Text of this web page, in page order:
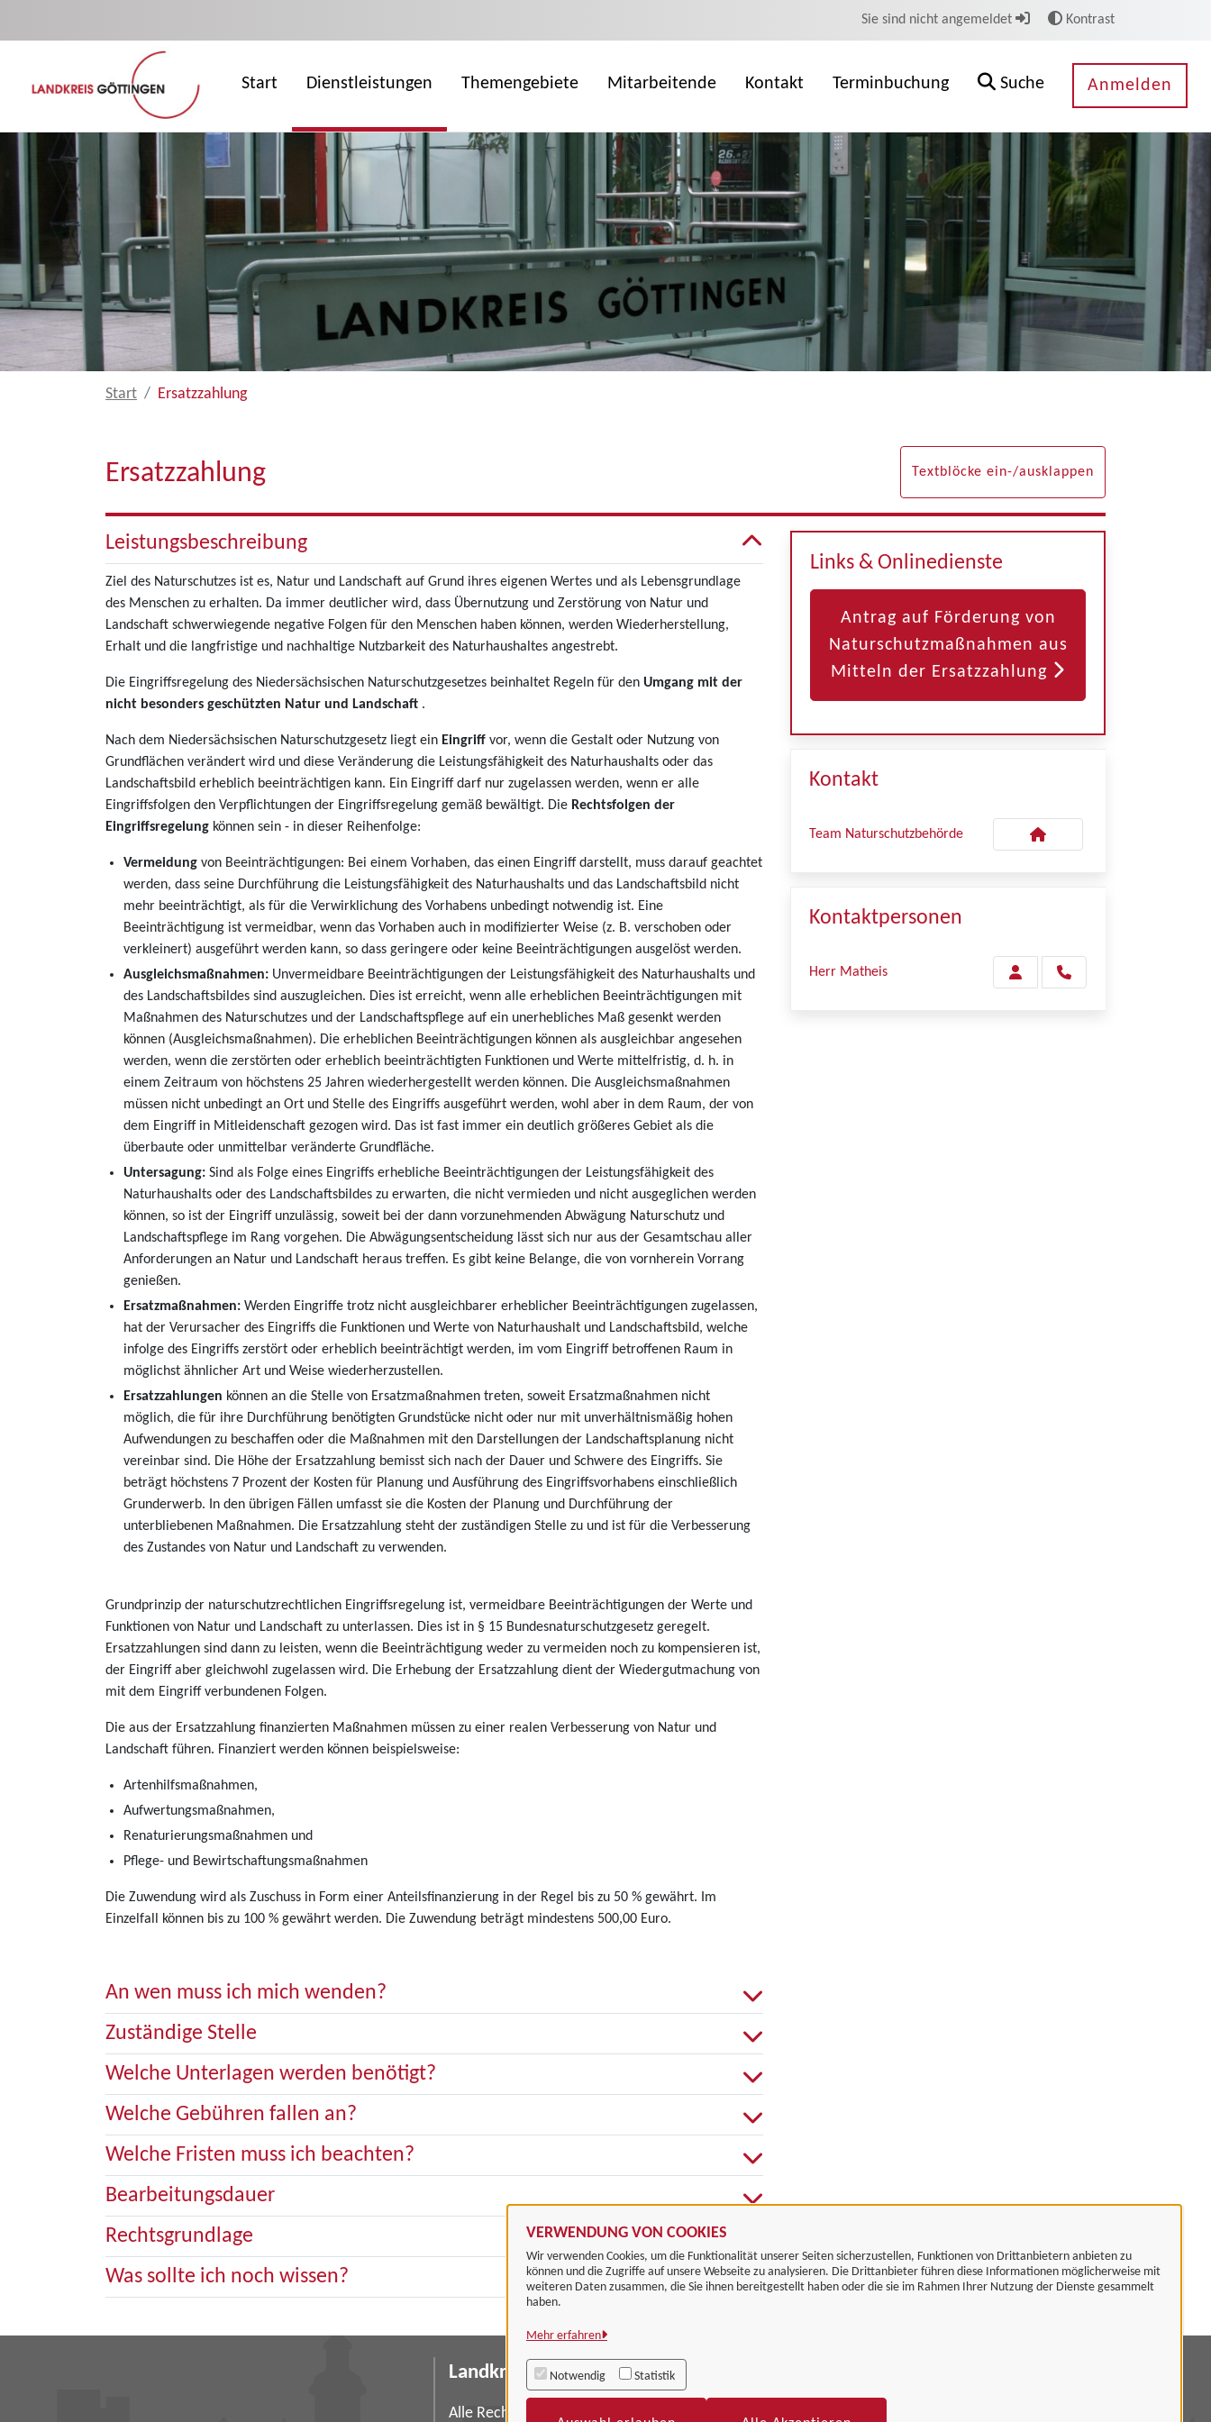
VERWENDUNG VON COOKIES
Wir verwenden Cookies, um die Funktionalität unserer Seiten sicherzustellen, Funktionen von Drittanbietern anbieten zu
können und die Zugriffe auf unsere Webseite zu analysieren. Die Drittanbieter führen diese Informationen möglicherweise mit
weiteren Daten zusammen, die Sie ihnen bereitgestellt haben oder die sie im Rahmen Ihrer Nutzung der Dienste gesammelt
haben.
Mehr erfahren
Notwendig Statistik
Sie sind nicht angemeldet Kontrast
Start Dienstleistungen Themengebiete Mitarbeitende Kontakt Terminbuchung Suche Anmelden
Start Ersatzzahlung
Ersatzzahlung Textblöcke ein-/ausklappen
Leistungsbeschreibung
Ziel des Naturschutzes ist es, Natur und Landschaft auf Grund ihres eigenen Wertes und als Lebensgrundlage
des Menschen zu erhalten. Da immer deutlicher wird, dass Übernutzung und Zerstörung von Natur und
Landschaft schwerwiegende negative Folgen für den Menschen haben können, werden Wiederherstellung,
Erhalt und die langfristige und nachhaltige Nutzbarkeit des Naturhaushaltes angestrebt.
Die Eingriffsregelung des Niedersächsischen Naturschutzgesetzes beinhaltet Regeln für den Umgang mit der
nicht besonders geschützten Natur und Landschaft .
Nach dem Niedersächsischen Naturschutzgesetz liegt ein Eingriff vor, wenn die Gestalt oder Nutzung von
Grundflächen verändert wird und diese Veränderung die Leistungsfähigkeit des Naturhaushalts oder das
Landschaftsbild erheblich beeinträchtigen kann. Ein Eingriff darf nur zugelassen werden, wenn er alle
Eingriffsfolgen den Verpflichtungen der Eingriffsregelung gemäß bewältigt. Die Rechtsfolgen der
Eingriffsregelung können sein - in dieser Reihenfolge:
Vermeidung von Beeinträchtigungen: Bei einem Vorhaben, das einen Eingriff darstellt, muss darauf geachtet
werden, dass seine Durchführung die Leistungsfähigkeit des Naturhaushalts und das Landschaftsbild nicht
mehr beeinträchtigt, als für die Verwirklichung des Vorhabens unbedingt notwendig ist. Eine
Beeinträchtigung ist vermeidbar, wenn das Vorhaben auch in modifizierter Weise (z. B. verschoben oder
verkleinert) ausgeführt werden kann, so dass geringere oder keine Beeinträchtigungen ausgelöst werden.
Ausgleichsmaßnahmen: Unvermeidbare Beeinträchtigungen der Leistungsfähigkeit des Naturhaushalts und
des Landschaftsbildes sind auszugleichen. Dies ist erreicht, wenn alle erheblichen Beeinträchtigungen mit
Maßnahmen des Naturschutzes und der Landschaftspflege auf ein unerhebliches Maß gesenkt werden
können (Ausgleichsmaßnahmen). Die erheblichen Beeinträchtigungen können als ausgleichbar angesehen
werden, wenn die zerstörten oder erheblich beeinträchtigten Funktionen und Werte mittelfristig, d. h. in
einem Zeitraum von höchstens 25 Jahren wiederhergestellt werden können. Die Ausgleichsmaßnahmen
müssen nicht unbedingt an Ort und Stelle des Eingriffs ausgeführt werden, wohl aber in dem Raum, der von
dem Eingriff in Mitleidenschaft gezogen wird. Das ist fast immer ein deutlich größeres Gebiet als die
überbaute oder unmittelbar veränderte Grundfläche.
Untersagung: Sind als Folge eines Eingriffs erhebliche Beeinträchtigungen der Leistungsfähigkeit des
Naturhaushalts oder des Landschaftsbildes zu erwarten, die nicht vermieden und nicht ausgeglichen werden
können, so ist der Eingriff unzulässig, soweit bei der dann vorzunehmenden Abwägung Naturschutz und
Landschaftspflege im Rang vorgehen. Die Abwägungsentscheidung lässt sich nur aus der Gesamtschau aller
Anforderungen an Natur und Landschaft heraus treffen. Es gibt keine Belange, die von vornherein Vorrang
genießen.
Ersatzmaßnahmen: Werden Eingriffe trotz nicht ausgleichbarer erheblicher Beeinträchtigungen zugelassen,
hat der Verursacher des Eingriffs die Funktionen und Werte von Naturhaushalt und Landschaftsbild, welche
infolge des Eingriffs zerstört oder erheblich beeinträchtigt werden, im vom Eingriff betroffenen Raum in
möglichst ähnlicher Art und Weise wiederherzustellen.
Ersatzzahlungen können an die Stelle von Ersatzmaßnahmen treten, soweit Ersatzmaßnahmen nicht
möglich, die für ihre Durchführung benötigten Grundstücke nicht oder nur mit unverhältnismäßig hohen
Aufwendungen zu beschaffen oder die Maßnahmen mit den Darstellungen der Landschaftsplanung nicht
vereinbar sind. Die Höhe der Ersatzzahlung bemisst sich nach der Dauer und Schwere des Eingriffs. Sie
beträgt höchstens 7 Prozent der Kosten für Planung und Ausführung des Eingriffsvorhabens einschließlich
Grunderwerb. In den übrigen Fällen umfasst sie die Kosten der Planung und Durchführung der
unterbliebenen Maßnahmen. Die Ersatzzahlung steht der zuständigen Stelle zu und ist für die Verbesserung
des Zustandes von Natur und Landschaft zu verwenden.
Grundprinzip der naturschutzrechtlichen Eingriffsregelung ist, vermeidbare Beeinträchtigungen der Werte und
Funktionen von Natur und Landschaft zu unterlassen. Dies ist in § 15 Bundesnaturschutzgesetz geregelt.
Ersatzzahlungen sind dann zu leisten, wenn die Beeinträchtigung weder zu vermeiden noch zu kompensieren ist,
der Eingriff aber gleichwohl zugelassen wird. Die Erhebung der Ersatzzahlung dient der Wiedergutmachung von
mit dem Eingriff verbundenen Folgen.
Die aus der Ersatzzahlung finanzierten Maßnahmen müssen zu einer realen Verbesserung von Natur und
Landschaft führen. Finanziert werden können beispielsweise:
Artenhilfsmaßnahmen,
Aufwertungsmaßnahmen,
Renaturierungsmaßnahmen und
Pflege- und Bewirtschaftungsmaßnahmen
Die Zuwendung wird als Zuschuss in Form einer Anteilsfinanzierung in der Regel bis zu 50 % gewährt. Im
Einzelfall können bis zu 100 % gewährt werden. Die Zuwendung beträgt mindestens 500,00 Euro.
An wen muss ich mich wenden?
Zuständige Stelle
Welche Unterlagen werden benötigt?
Welche Gebühren fallen an?
Welche Fristen muss ich beachten?
Bearbeitungsdauer
Rechtsgrundlage
Was sollte ich noch wissen?
Links & Onlinedienste
Antrag auf Förderung von
Naturschutzmaßnahmen aus
Mitteln der Ersatzzahlung
Kontakt
Team Naturschutzbehörde
Kontaktpersonen
Herr Matheis
Landkreis Göttingen
Alle Rechte vorbehalten